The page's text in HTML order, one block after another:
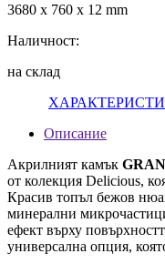
3680 x 760 x 12 mm
Наличност:
на склад
Описание
Акрилният камък
от колекция Delicious,
Красив топъл бежов
минерални
ефект върху
универсална опция,